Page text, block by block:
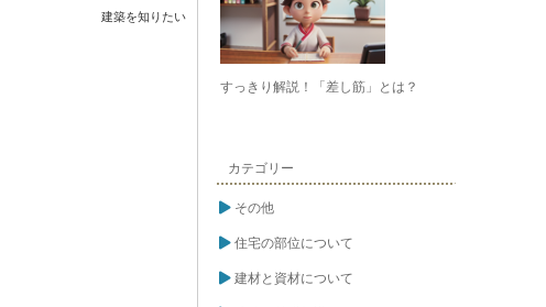
建築を知りたい
すっきり解説！「差し筋」とは？
カテゴリー
その他
住宅の部位について
建材と資材について